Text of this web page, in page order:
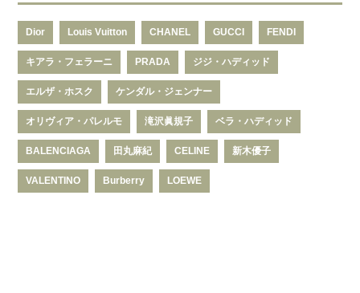
Dior Louis Vuitton CHANEL GUCCI FENDI
キアラ・フェラーニ PRADA ジジ・ハディッド
エルザ・ホスク ケンダル・ジェンナー
オリヴィア・パレルモ 滝沢眞規子 ベラ・ハディッド
BALENCIAGA 田丸麻紀 CELINE 新木優子
VALENTINO Burberry LOEWE